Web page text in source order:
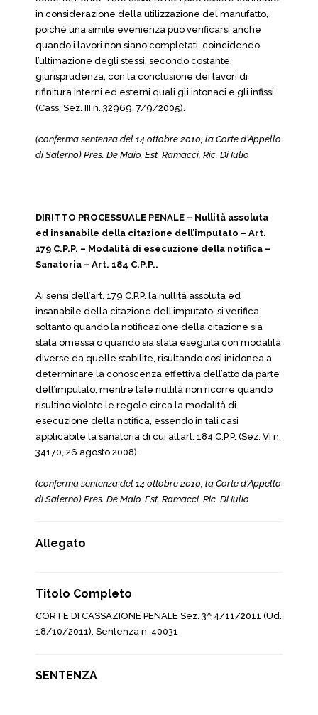
in considerazione della utilizzazione del manufatto,
poiché una simile evenienza può verificarsi anche
quando i lavori non siano completati, coincidendo
l’ultimazione degli stessi, secondo costante
giurisprudenza, con la conclusione dei lavori di
rifinitura interni ed esterni quali gli intonaci e gli infissi
(Cass. Sez. III n. 32969, 7/9/2005).
(conferma sentenza del 14 ottobre 2010, la Corte d’Appello
di Salerno) Pres. De Maio, Est. Ramacci, Ric. Di Iulio
DIRITTO PROCESSUALE PENALE – Nullità assoluta
ed insanabile della citazione dell’imputato – Art.
179 C.P.P. – Modalità di esecuzione della notifica –
Sanatoria – Art. 184 C.P.P..
Ai sensi dell’art. 179 C.P.P. la nullità assoluta ed
insanabile della citazione dell’imputato, si verifica
soltanto quando la notificazione della citazione sia
stata omessa o quando sia stata eseguita con modalità
diverse da quelle stabilite, risultando così inidonea a
determinare la conoscenza effettiva dell’atto da parte
dell’imputato, mentre tale nullità non ricorre quando
risultino violate le regole circa la modalità di
esecuzione della notifica, essendo in tali casi
applicabile la sanatoria di cui all’art. 184 C.P.P. (Sez. VI n.
34170, 26 agosto 2008).
(conferma sentenza del 14 ottobre 2010, la Corte d’Appello
di Salerno) Pres. De Maio, Est. Ramacci, Ric. Di Iulio
Allegato
Titolo Completo
CORTE DI CASSAZIONE PENALE Sez. 3^ 4/11/2011 (Ud.
18/10/2011), Sentenza n. 40031
SENTENZA